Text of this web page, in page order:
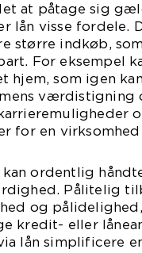
at påtage sig
lån visse fordele.
større indkøb,
For eksempel
hjem, som igen
værdistigning
for en
kan ordentlig
Pålitelig
og
kredit- eller
lån simplificere